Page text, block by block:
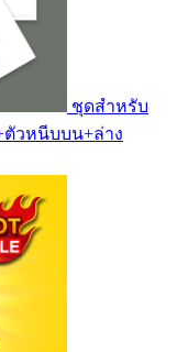
ชุดสำหรับ
ตัวหนีบบน+ล่าง